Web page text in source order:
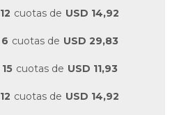
12 cuotas de USD 14,92
6 cuotas de USD 29,83
15 cuotas de USD 11,93
12 cuotas de USD 14,92